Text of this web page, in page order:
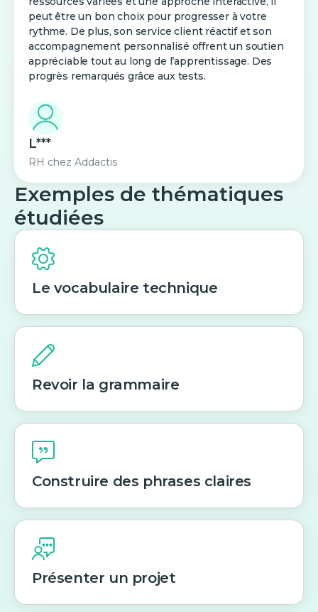
peut être un bon choix pour progresser à votre
rythme. De plus, son service client réactif et son
accompagnement personnalisé offrent un soutien
appréciable tout au long de l’apprentissage. Des
progrès remarqués grâce aux tests.
L***
RH chez Addactis
Exemples de thématiques
étudiées
Le vocabulaire technique
Revoir la grammaire
Construire des phrases claires
Présenter un projet